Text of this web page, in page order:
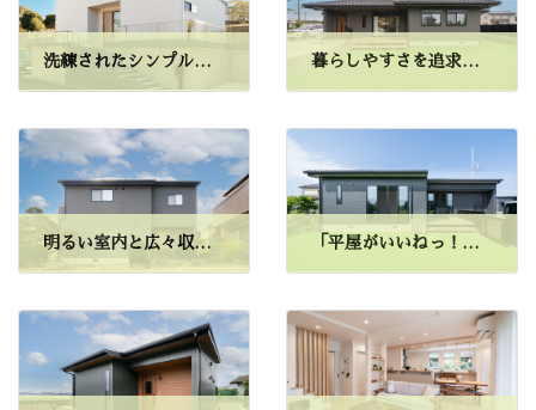
洗練されたシンプルさと暮らしやすさ 暮らしやすさを追求した住まい
明るい室内と広々収納へのこだわり 「平屋がいいねっ！」 広々と開放感のある住まい